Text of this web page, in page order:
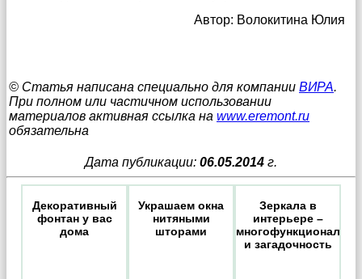
Автор: Волокитина Юлия
© Статья написана специально для компании ВИРА.
При полном или частичном использовании
материалов активная ссылка на www.eremont.ru
обязательна
Дата публикации: 06.05.2014 г.
Декоративный
фонтан у вас
дома
Украшаем окна
нитяными
шторами
Зеркала в
интерьере –
и загадочность